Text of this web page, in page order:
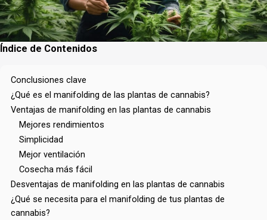
Índice de Contenidos
Conclusiones clave
¿Qué es el manifolding de las plantas de cannabis?
Ventajas de manifolding en las plantas de cannabis
Mejores rendimientos
Simplicidad
Mejor ventilación
Cosecha más fácil
Desventajas de manifolding en las plantas de cannabis
¿Qué se necesita para el manifolding de tus plantas de
cannabis?